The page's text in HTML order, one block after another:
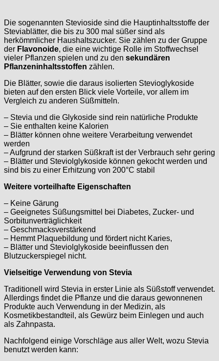
Die sogenannten Stevioside sind die Hauptinhaltsstoffe der
Steviablätter, die bis zu 300 mal süßer sind als
herkömmlicher Haushaltszucker. Sie zählen zu der Gruppe
der Flavonoide, die eine wichtige Rolle im Stoffwechsel
vieler Pflanzen spielen und zu den sekundären
Pflanzeninhaltsstoffen zählen.
Die Blätter, sowie die daraus isolierten Stevioglykoside
bieten auf den ersten Blick viele Vorteile, vor allem im
Vergleich zu anderen Süßmitteln.
– Stevia und die Glykoside sind rein natürliche Produkte
– Sie enthalten keine Kalorien
– Blätter können ohne weitere Verarbeitung verwendet
werden
– Aufgrund der starken Süßkraft ist der Verbrauch sehr gering
– Blätter und Steviolglykoside können gekocht werden und
sind bis zu einer Erhitzung von 200°C stabil
Weitere vorteilhafte Eigenschaften
– Keine Gärung
– Geeignetes Süßungsmittel bei Diabetes, Zucker- und
Sorbitunverträglichkeit
– Geschmacksverstärkend
– Hemmt Plaquebildung und fördert nicht Karies,
– Blätter und Steviolglykoside beeinflussen den
Blutzuckerspiegel nicht.
Vielseitige Verwendung von Stevia
Traditionell wird Stevia in erster Linie als Süßstoff verwendet.
Allerdings findet die Pflanze und die daraus gewonnenen
Produkte auch Verwendung in der Medizin, als
Kosmetikbestandteil, als Gewürz beim Einlegen und auch
als Zahnpasta.
Nachfolgend einige Vorschläge aus aller Welt, wozu Stevia
benutzt werden kann: